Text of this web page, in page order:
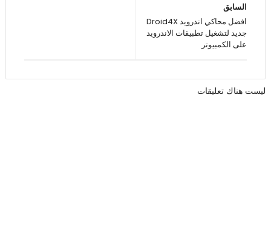
السابق
افضل محاكي اندرويد Droid4X
جديد لتشغيل تطبيقات الاندرويد
على الكمبيوتر
ليست هناك تعليقات